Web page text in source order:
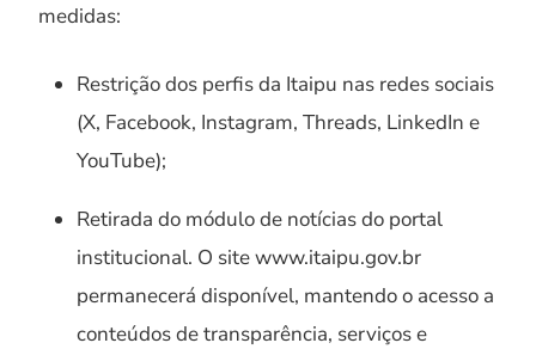
medidas:
Restrição dos perfis da Itaipu nas redes sociais
(X, Facebook, Instagram, Threads, LinkedIn e
YouTube);
Retirada do módulo de notícias do portal
institucional. O site www.itaipu.gov.br
permanecerá disponível, mantendo o acesso a
conteúdos de transparência, serviços e